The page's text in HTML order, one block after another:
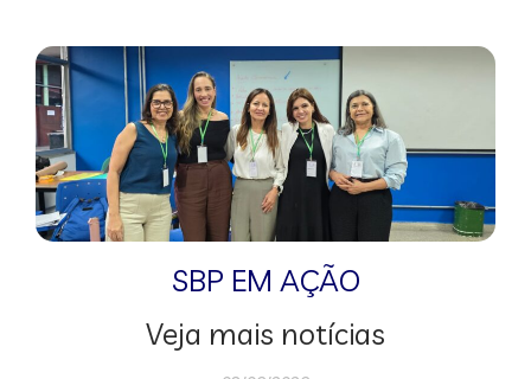
SBP EM AÇÃO
Veja mais notícias